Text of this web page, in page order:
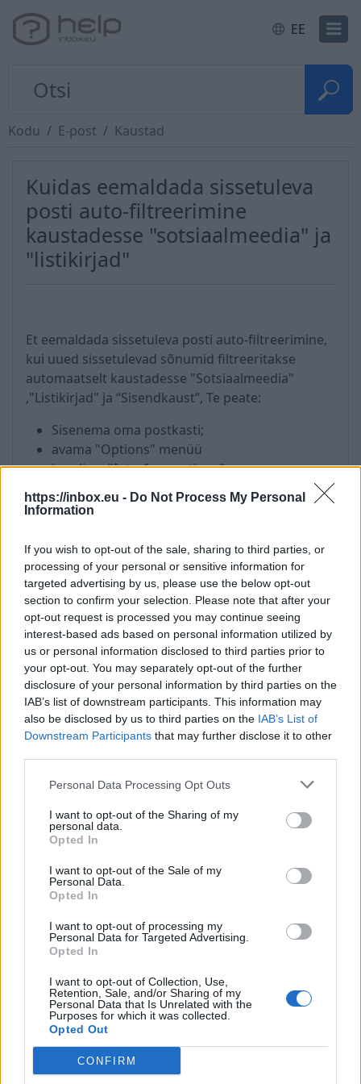
https://inbox.eu - Do Not Process My Personal
Information
If you wish to opt-out of the sale, sharing to third parties, or
processing of your personal or sensitive information for
targeted advertising by us, please use the below opt-out
section to confirm your selection. Please note that after your
opt-out request is processed you may continue seeing
interest-based ads based on personal information utilized by
us or personal information disclosed to third parties prior to
your opt-out. You may separately opt-out of the further
disclosure of your personal information by third parties on the
IAB’s list of downstream participants. This information may
also be disclosed by us to third parties on the IAB’s List of
Downstream Participants that may further disclose it to other
Personal Data Processing Opt Outs
I want to opt-out of the Sharing of my
personal data.
Opted In
I want to opt-out of the Sale of my
Personal Data.
Opted In
I want to opt-out of processing my
Personal Data for Targeted Advertising.
Opted In
I want to opt-out of Collection, Use,
Retention, Sale, and/or Sharing of my
Personal Data that Is Unrelated with the
Purposes for which it was collected.
Opted Out
CONFIRM
EE
Kodu E-post Kaustad
Kuidas eemaldada sissetuleva
posti auto-filtreerimine
kaustadesse "sotsiaalmeedia" ja
"listikirjad"
Et eemaldada sissetuleva posti auto-filtreerimine,
kui uued sissetulevad sõnumid filtreeritakse
automaatselt kaustadesse "Sotsiaalmeedia"
,"Listikirjad" ja “Sisendkaust”, Te peate:
Sisenema oma postkasti;
avama "Options" menüü
ja valima "Interface options";
märkige linnukesega "Disable auto filters for
messages to the Social and List folders",
Ei ole võimalik välja lülitada auto-filtreerimine
ainult ühele kaustale,näiteks, ainult
"Sotsiaalmeedia" kaustale. Seda saab teha ainult
kõigi 3 kaustaga korraga - "Sotsiaalmeedia"
,"Listikirjad" ja “Sisendkaust”
Pärast muudatuste salvestamist, kõik uued
sõnumid lähevad kausta"Sisendkaust", ja toimima
jäävad ainult kasutaja määratud filtrid
sissetulevatele sõnumile.
Tähelepanu!See funktsioon võib olla ajutiselt välja